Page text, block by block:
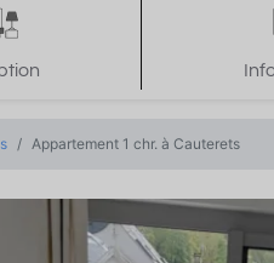
Appartement 1 chr. à Cauterets